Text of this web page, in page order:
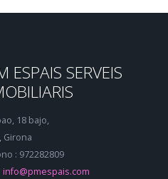
ESPAIS SERVEIS
18 bajo,
Girona
: 972282809
info@pmespais.com